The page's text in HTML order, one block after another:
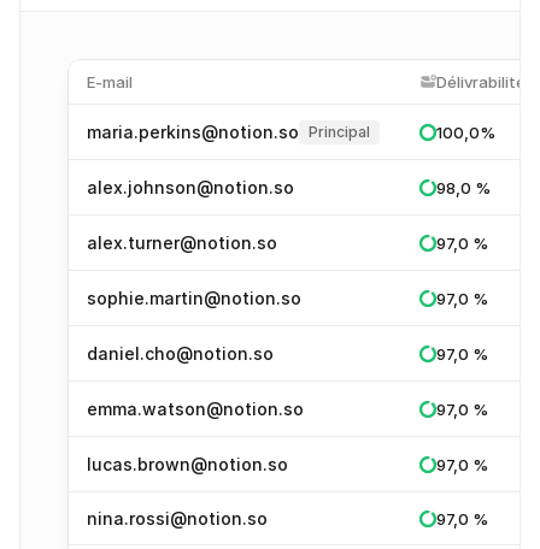
E-mail Délivrabilité
maria.perkins@notion.so Principal 100,0%
alex.johnson@notion.so 98,0 %
alex.turner@notion.so 97,0 %
sophie.martin@notion.so 97,0 %
daniel.cho@notion.so 97,0 %
emma.watson@notion.so 97,0 %
lucas.brown@notion.so 97,0 %
nina.rossi@notion.so 97,0 %